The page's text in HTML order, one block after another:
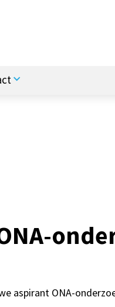
aspirant ONA-